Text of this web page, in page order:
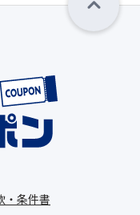
・条件書